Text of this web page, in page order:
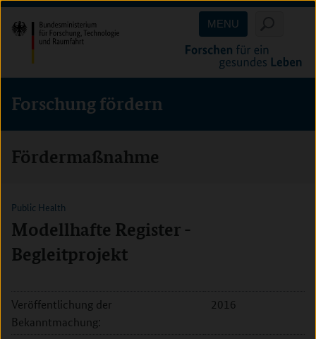
Direkt
zum
Inhalt
(Eingabetaste)
Direkt
zum
Hauptmenu
(Eingabetaste)
Direkt
zur
Suche
(Eingabetaste)
MENU
Forschung fördern
Fördermaßnahme
Public Health
Modellhafte Register -
Begleitprojekt
Veröffentlichung der
Bekanntmachung:
2016